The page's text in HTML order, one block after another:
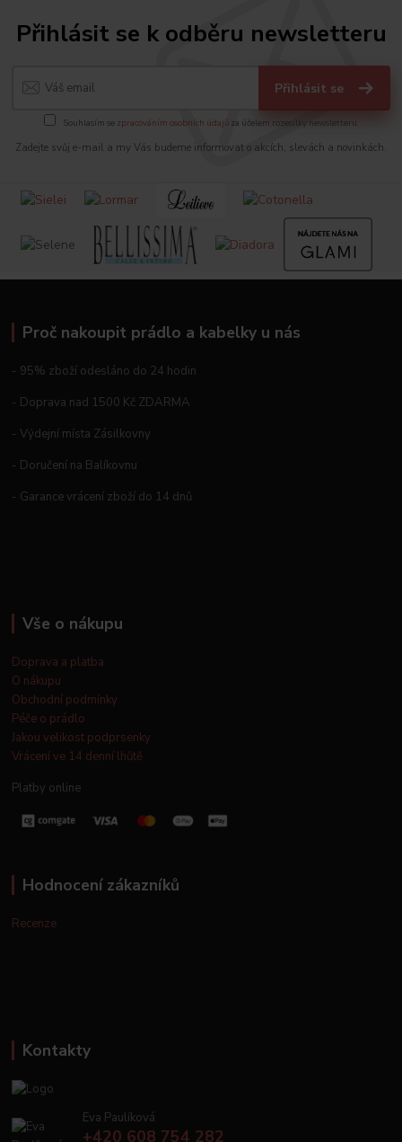
Přihlásit se k odběru newsletteru
Přihlásit se
Souhlasím se zpracováním osobních údajů za účelem rozesílky newsletteru.
Zadejte svůj e-mail a my Vás budeme informovat o akcích, slevách a novinkách.
Proč nakoupit prádlo a kabelky u nás
- 95% zboží odesláno do 24 hodin
- Doprava nad 1500 Kč ZDARMA
- Výdejní místa Zásilkovny
- Doručení na Balíkovnu
- Garance vrácení zboží do 14 dnů
Vše o nákupu
Doprava a platba
O nákupu
Obchodní podmínky
Péče o prádlo
Jakou velikost podprsenky
Vrácení ve 14 denní lhůtě
Platby online
Hodnocení zákazníků
Recenze
Kontakty
Eva Paulíková
+420 608 754 282